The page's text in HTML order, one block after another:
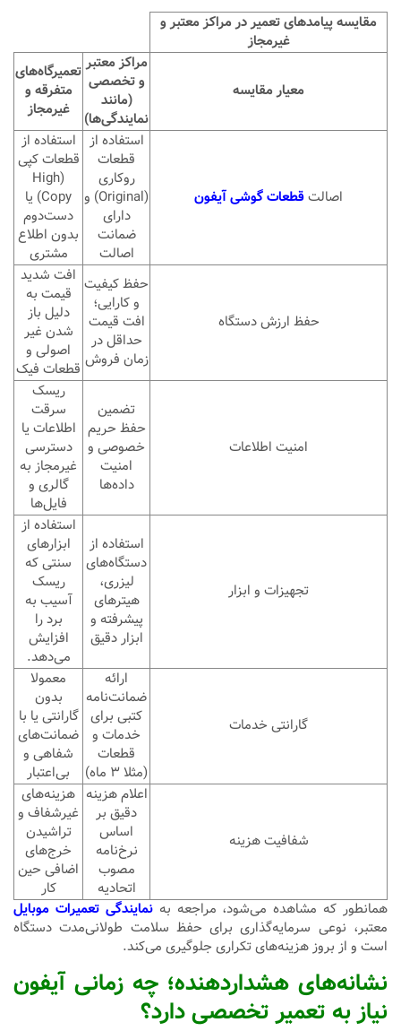
مقایسه پیامدهای تعمیر در مراکز معتبر و
غیرمجاز
معیار مقایسه
مراکز معتبر
و تخصصی
(مانند
نمایندگی‌ها)
تعمیرگاه‌های
متفرقه و
غیرمجاز
اصالتقطعات گوشی آیفون
استفاده از
قطعات
روکاری
(Original) و
دارای
ضمانت
اصالت
استفاده از
قطعات کپی
(High
Copy) یا
دست‌دوم
بدون اطلاع
مشتری
حفظ ارزش دستگاه
حفظ کیفیت
و کارایی؛
افت قیمت
حداقل در
زمان فروش
افت شدید
قیمت به
دلیل باز
شدن غیر
اصولی و
قطعات فیک
امنیت اطلاعات
تضمین
حفظ حریم
خصوصی و
امنیت
داده‌ها
ریسک
سرقت
اطلاعات یا
دسترسی
غیرمجاز به
گالری و
فایل‌ها
تجهیزات و ابزار
استفاده از
دستگاه‌های
لیزری،
هیترهای
پیشرفته و
ابزار دقیق
استفاده از
ابزارهای
سنتی که
ریسک
آسیب به
برد را
افزایش
می‌دهد.
گارانتی خدمات
ارائه
ضمانت‌نامه
کتبی برای
خدمات و
قطعات
(مثلا ۳ ماه)
معمولا
بدون
گارانتی یا با
ضمانت‌های
شفاهی و
بی‌اعتبار
شفافیت هزینه
اعلام هزینه
دقیق بر
اساس
نرخ‌نامه
مصوب
اتحادیه
هزینه‌های
غیرشفاف و
تراشیدن
خرج‌های
اضافی حین
کار
همانطور که مشاهده می‌شود، مراجعه به نمایندگی تعمیرات موبایل
معتبر، نوعی سرمایه‌گذاری برای حفظ سلامت طولانی‌مدت دستگاه
است و از بروز هزینه‌های تکراری جلوگیری می‌کند.
نشانه‌های هشداردهنده؛ چه زمانی آیفون
نیاز به تعمیر تخصصی دارد؟